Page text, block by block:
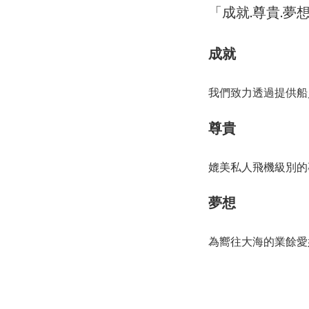
「成就.尊貴.夢
成就
我們致力透過提供
尊貴
媲美私人飛機級別
夢想
為嚮往大海的業餘